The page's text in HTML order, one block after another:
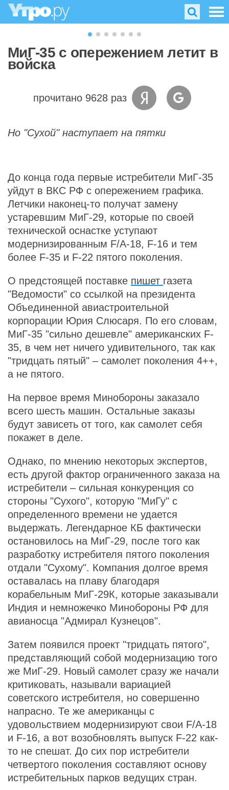
МиГ-35 с опережением летит в
войска
прочитано 9628 раз
Но "Сухой" наступает на пятки
До конца года первые истребители МиГ-35
уйдут в ВКС РФ с опережением графика.
Летчики наконец-то получат замену
устаревшим МиГ-29, которые по своей
технической оснастке уступают
модернизированным F/A-18, F-16 и тем
более F-35 и F-22 пятого поколения.
О предстоящей поставке пишет газета
"Ведомости" со ссылкой на президента
Объединенной авиастроительной
корпорации Юрия Слюсаря. По его словам,
МиГ-35 "сильно дешевле" американских F-
35, в чем нет ничего удивительного, так как
"тридцать пятый" – самолет поколения 4++,
а не пятого.
На первое время Минобороны заказало
всего шесть машин. Остальные заказы
будут зависеть от того, как самолет себя
покажет в деле.
Однако, по мнению некоторых экспертов,
есть другой фактор ограниченного заказа на
истребители – сильная конкуренция со
стороны "Сухого", которую "МиГу" с
определенного времени не удается
выдержать. Легендарное КБ фактически
остановилось на МиГ-29, после того как
разработку истребителя пятого поколения
отдали "Сухому". Компания долгое время
оставалась на плаву благодаря
корабельным МиГ-29К, которые заказывали
Индия и немножечко Минобороны РФ для
авианосца "Адмирал Кузнецов".
Затем появился проект "тридцать пятого",
представляющий собой модернизацию того
же МиГ-29. Новый самолет сразу же начали
критиковать, называли вариацией
советского истребителя, но совершенно
напрасно. Те же американцы с
удовольствием модернизируют свои F/A-18
и F-16, а вот возобновлять выпуск F-22 как-
то не спешат. До сих пор истребители
четвертого поколения составляют основу
истребительных парков ведущих стран.